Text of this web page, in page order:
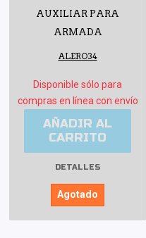
AUXILIAR PARA
ARMADA
ALERO34
Disponible sólo para
compras en línea con envío
AÑADIR AL
CARRITO
DETALLES
Agotado